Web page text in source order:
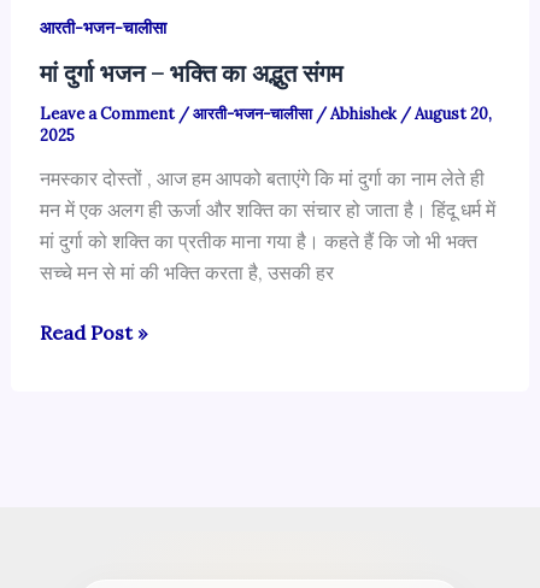
आरती-भजन-चालीसा
मां दुर्गा भजन – भक्ति का अद्भुत संगम
Leave a Comment /आरती-भजन-चालीसा/Abhishek /August 20,
2025
नमस्कार दोस्तों , आज हम आपको बताएंगे कि मां दुर्गा का नाम लेते ही
मन में एक अलग ही ऊर्जा और शक्ति का संचार हो जाता है। हिंदू धर्म में
मां दुर्गा को शक्ति का प्रतीक माना गया है। कहते हैं कि जो भी भक्त
सच्चे मन से मां की भक्ति करता है, उसकी हर
मां
Read Post »